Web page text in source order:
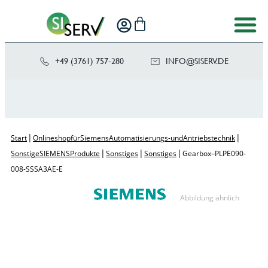
+49 (3761) 757-280 ED.VRE
SIS@OF
NI
Start | Onlineshop für Siemens Automatisierungs- und Antriebstechnik |
Sonstige SIEMENS Produkte | Sonstiges | Sonstiges | Gearbox – PLPE090-
008-SSSA3AE-E
Abbildung ähnlich